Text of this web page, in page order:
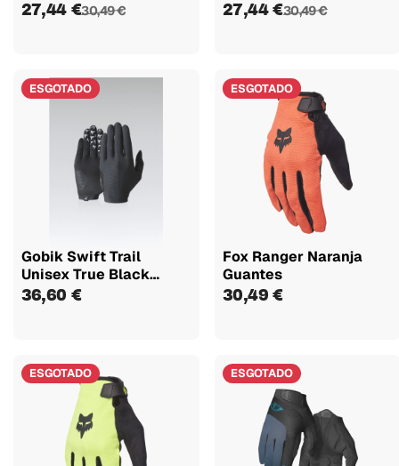
27,44 €30,49 € 27,44 €30,49 €
ESGOTADO
Gobik Swift Trail
Unisex True Black
Guantes
36,60 €
ESGOTADO
Fox Ranger Naranja
Guantes
30,49 €
ESGOTADO ESGOTADO